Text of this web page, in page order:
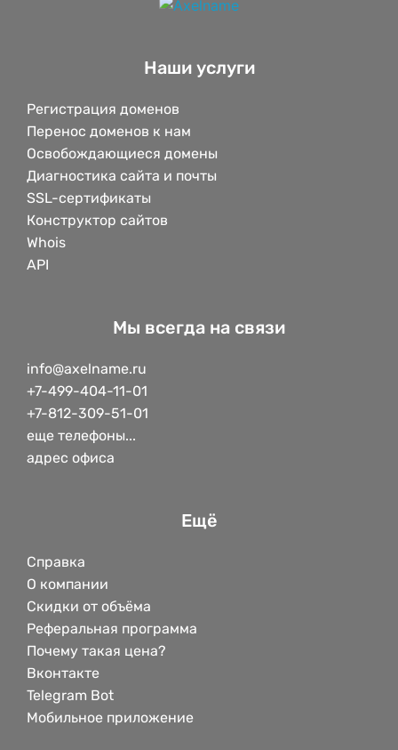
Наши услуги
Регистрация доменов
Перенос доменов к нам
Освобождающиеся домены
Диагностика сайта и почты
SSL-сертификаты
Конструктор сайтов
Whois
API
Мы всегда на связи
info@axelname.ru
+7-499-404-11-01
+7-812-309-51-01
еще телефоны...
адрес офиса
Ещё
Справка
О компании
Скидки от объёма
Реферальная программа
Почему такая цена?
Вконтакте
Telegram Bot
Мобильное приложение